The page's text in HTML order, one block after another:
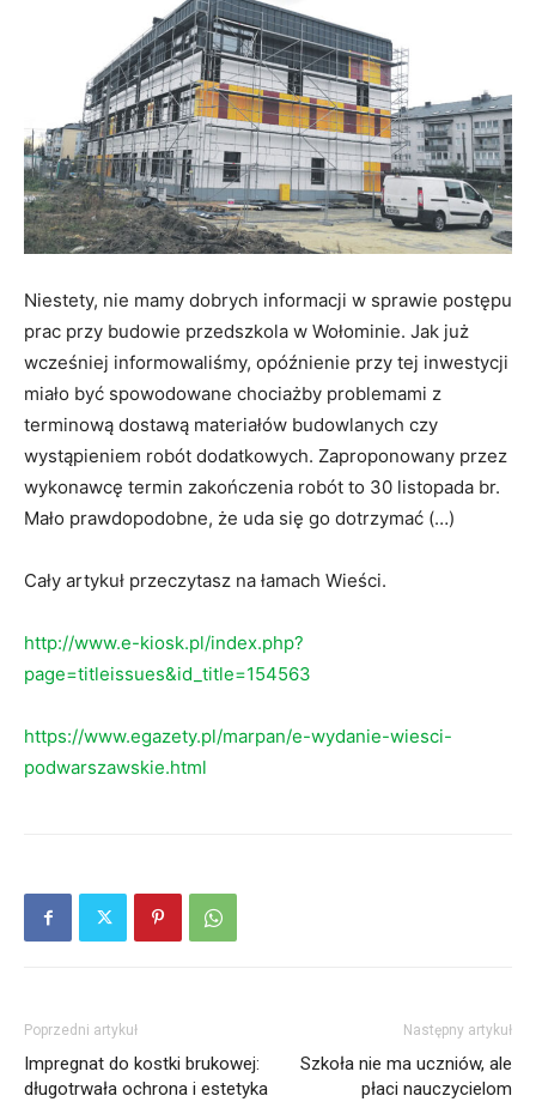
Niestety, nie mamy dobrych informacji w sprawie postępu
prac przy budowie przedszkola w Wołominie. Jak już
wcześniej informowaliśmy, opóźnienie przy tej inwestycji
miało być spowodowane chociażby problemami z
terminową dostawą materiałów budowlanych czy
wystąpieniem robót dodatkowych. Zaproponowany przez
wykonawcę termin zakończenia robót to 30 listopada br.
Mało prawdopodobne, że uda się go dotrzymać (…)
Cały artykuł przeczytasz na łamach Wieści.
http://www.e-kiosk.pl/index.php?
page=titleissues&id_title=154563
https://www.egazety.pl/marpan/e-wydanie-wiesci-
podwarszawskie.html
Poprzedni artykuł
Impregnat do kostki brukowej:
długotrwała ochrona i estetyka
Następny artykuł
Szkoła nie ma uczniów, ale
płaci nauczycielom